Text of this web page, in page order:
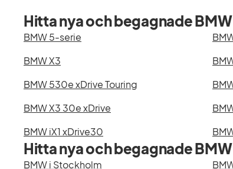
Hitta nya och begagnade BMW
BMW 5-serie
BMW X3
BMW 530e xDrive Touring
BMW X3 30e xDrive
BMW iX1 xDrive30
Hitta nya och begagnade
BMW i Stockholm